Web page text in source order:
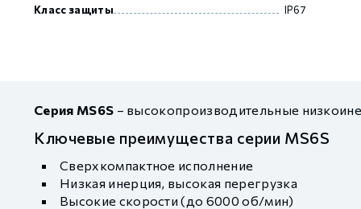
Класс защиты IP67
Серия MS6S – высокопроизводительные
Ключевые преимущества серии MS6S
Сверхкомпактное исполнение
Низкая инерция, высокая перегрузка
Высокие скорости (до 6000 об/мин)